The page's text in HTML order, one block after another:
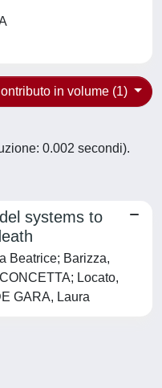
in volume (1)
0.002 secondi).
systems to
Beatrice; Barizza,
Locato,
GARA, Laura